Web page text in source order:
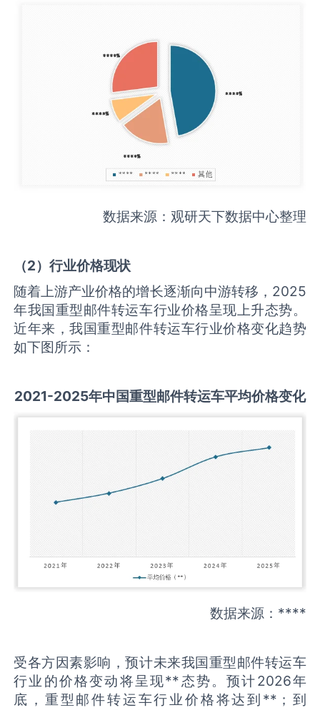
数据来源：观研天下数据中心整理
（2）行业价格现状
随着上游产业价格的增长逐渐向中游转移，2025
年我国重型邮件转运车行业价格呈现上升态势。
近年来，我国重型邮件转运车行业价格变化趋势
如下图所示：
2021-2025年中国重型邮件转运车平均价格变化
数据来源：****
受各方因素影响，预计未来我国重型邮件转运车
行业的价格变动将呈现**态势。预计2026年
底，重型邮件转运车行业价格将达到**；到